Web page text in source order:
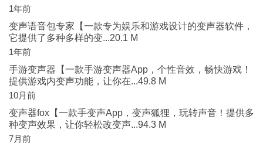
1年前
变声语音包专家【一款专为娱乐和游戏设计的变声器软件，
它提供了多种多样的变...20.1 M
1年前
手游变声器【一款手游变声器App，个性音效，畅快游戏！
提供游戏内变声功能，让你在...49.8 M
10月前
变声器fox【一款手变声App，变声狐狸，玩转声音！提供多
种变声效果，让你轻松改变声...94.3 M
7月前